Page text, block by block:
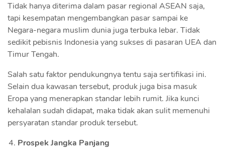
Tidak hanya diterima dalam pasar regional ASEAN saja,
tapi kesempatan mengembangkan pasar sampai ke
Negara-negara muslim dunia juga terbuka lebar. Tidak
sedikit pebisnis Indonesia yang sukses di pasaran UEA dan
Timur Tengah.
Salah satu faktor pendukungnya tentu saja sertifikasi ini.
Selain dua kawasan tersebut, produk juga bisa masuk
Eropa yang menerapkan standar lebih rumit. Jika kunci
kehalalan sudah didapat, maka tidak akan sulit memenuhi
persyaratan standar produk tersebut.
Prospek Jangka Panjang